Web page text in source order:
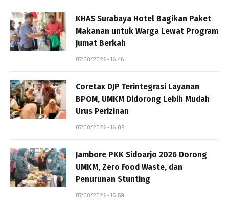
KHAS Surabaya Hotel Bagikan Paket
Makanan untuk Warga Lewat Program
Jumat Berkah
07/08/2026 - 16:46
Coretax DJP Terintegrasi Layanan
BPOM, UMKM Didorong Lebih Mudah
Urus Perizinan
07/08/2026 - 16:09
Jambore PKK Sidoarjo 2026 Dorong
UMKM, Zero Food Waste, dan
Penurunan Stunting
07/08/2026 - 15:59